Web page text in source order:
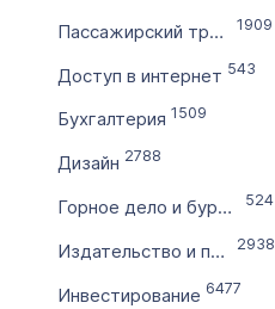
Цена домена в ₽
от
до
Без цены
Пассажирский транспорт 1909
Доступ в интернет 543
Бухгалтерия 1509
Дизайн 2788
Горное дело и бурение 524
Издательство и полиграфия 2938
Инвестирование 6477